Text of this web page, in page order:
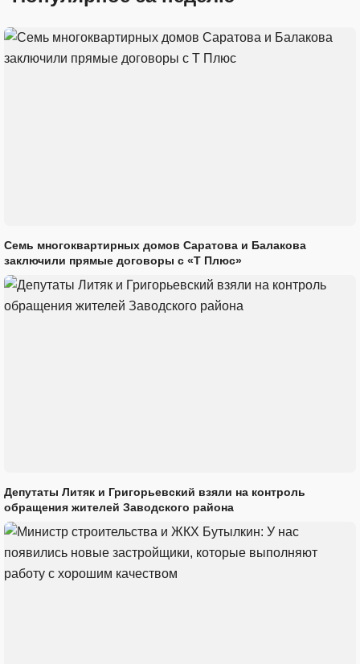
Семь многоквартирных домов Саратова и Балакова
заключили прямые договоры с «Т Плюс»
Депутаты Литяк и Григорьевский взяли на контроль
обращения жителей Заводского района